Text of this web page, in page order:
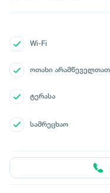
Wi-Fi
ოთახი
ტერასა
სამრეცხაო